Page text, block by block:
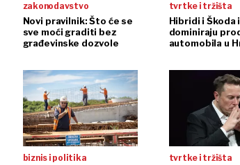
zakonodavstvo
Novi pravilnik: Što će se
sve moći graditi bez
građevinske dozvole
tvrtke i tržišta
Hibridi i Škoda
dominiraju
automobila u
biznis i politika tvrtke i tržišta